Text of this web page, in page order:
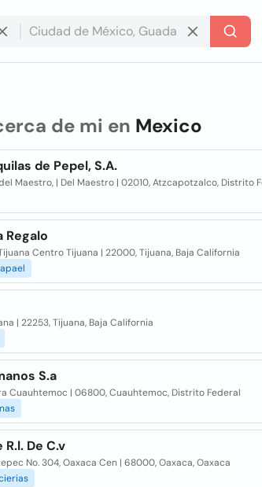
de mi en Mexico
de Pepel, S.A.
Maestro, | Del Maestro | 02010, Atzcapotzalco, Distrito
Regalo
Centro Tijuana | 22000, Tijuana, Baja California
| 22253, Tijuana, Baja California
S.a
Cuauhtemoc | 06800, Cuauhtemoc, Distrito Federal
De C.v
No. 304, Oaxaca Cen | 68000, Oaxaca, Oaxaca